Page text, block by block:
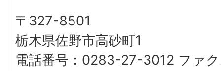
〒327-8501
栃木県佐野市高砂町1
電話番号：0283-27-3012 ファ